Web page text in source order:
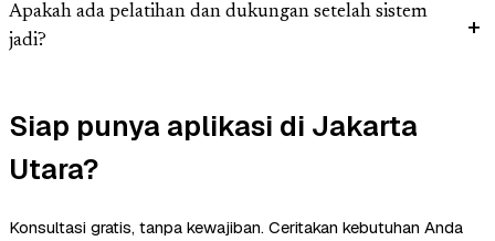
Apakah ada pelatihan dan dukungan setelah sistem
jadi?
Siap punya aplikasi di Jakarta
Utara?
Konsultasi gratis, tanpa kewajiban. Ceritakan kebutuhan Anda